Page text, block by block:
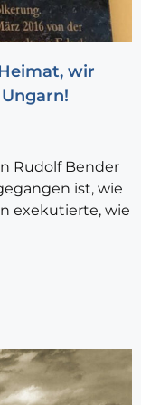
wir
Rudolf Bender
ist, wie
exekutierte, wie